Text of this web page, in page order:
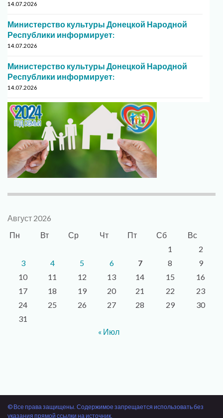
14.07.2026
Министерство культуры Донецкой Народной
Республики информирует:
14.07.2026
Министерство культуры Донецкой Народной
Республики информирует:
14.07.2026
Август 2026
Пн
Вт Ср Чт Пт Сб
Вс
1
2
3
4 5 6 7 8
9
10
11 12 13 14 15
16
17
18 19 20 21 22
23
24
25 26 27 28 29
30
31
« Июл
© Все права защищены. Содержимое запрещается использовать без
указания прямой ссылки на источник.